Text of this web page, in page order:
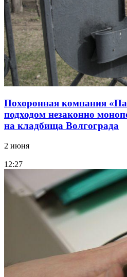
Похоронная компания
подходом незаконно
на кладбища Волгограда
2 июня
12:27